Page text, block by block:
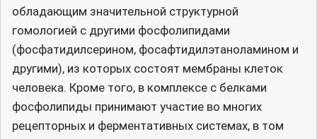
обладающим значительной структурной
гомологией с другими фосфолипидами
(фосфатидилсерином, фосафтидилэтаноламином и
другими), из которых состоят мембраны клеток
человека. Кроме того, в комплексе с белками
фосфолипиды принимают участие во многих
рецепторных и ферментативных системах, в том